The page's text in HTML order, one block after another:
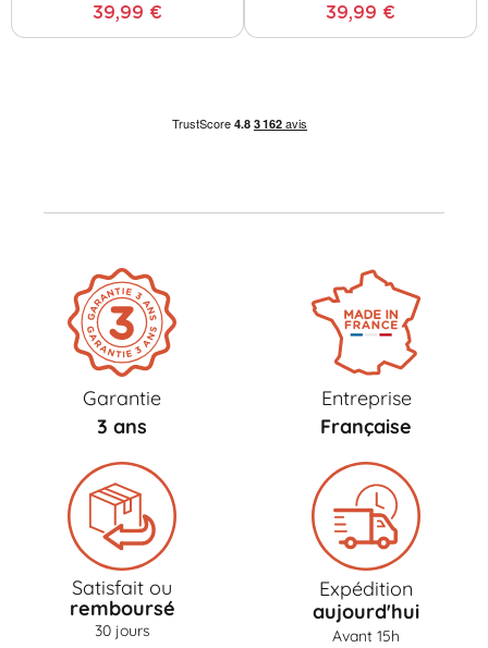
39,99 € 39,99 €
Garantie
3 ans
Entreprise
Française
Satisfait ou
remboursé
30 jours
Expédition
aujourd'hui
Avant 15h